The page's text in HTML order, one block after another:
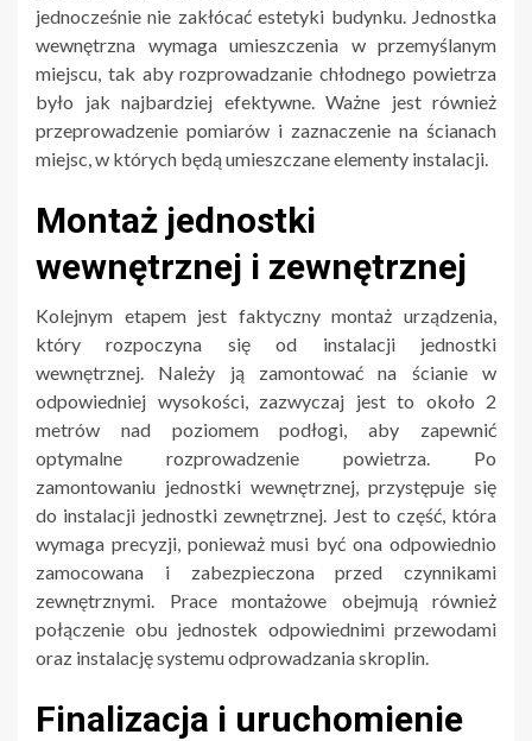
jednocześnie nie zakłócać estetyki budynku. Jednostka
wewnętrzna wymaga umieszczenia w przemyślanym
miejscu, tak aby rozprowadzanie chłodnego powietrza
było jak najbardziej efektywne. Ważne jest również
przeprowadzenie pomiarów i zaznaczenie na ścianach
miejsc, w których będą umieszczane elementy instalacji.
Montaż jednostki
wewnętrznej i zewnętrznej
Kolejnym etapem jest faktyczny montaż urządzenia,
który rozpoczyna się od instalacji jednostki
wewnętrznej. Należy ją zamontować na ścianie w
odpowiedniej wysokości, zazwyczaj jest to około 2
metrów nad poziomem podłogi, aby zapewnić
optymalne rozprowadzenie powietrza. Po
zamontowaniu jednostki wewnętrznej, przystępuje się
do instalacji jednostki zewnętrznej. Jest to część, która
wymaga precyzji, ponieważ musi być ona odpowiednio
zamocowana i zabezpieczona przed czynnikami
zewnętrznymi. Prace montażowe obejmują również
połączenie obu jednostek odpowiednimi przewodami
oraz instalację systemu odprowadzania skroplin.
Finalizacja i uruchomienie